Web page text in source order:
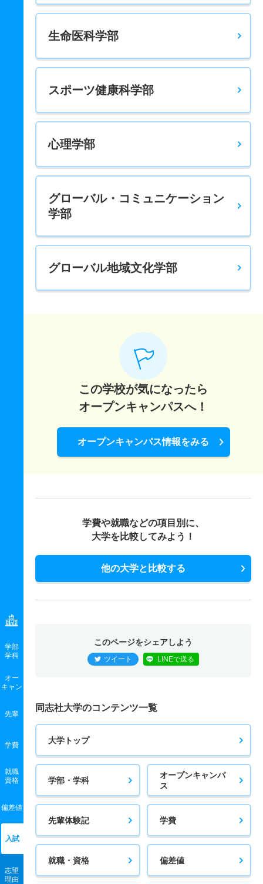
学部
学科
オー
キャン
先輩
学費
就職
資格
偏差値
入試
志望
理由
生命医科学部
スポーツ健康科学部
心理学部
グローバル・コミュニケーション
学部
グローバル地域文化学部
この学校が気になったら
オープンキャンパスへ！
オープンキャンパス情報をみる
学費や就職などの項目別に、
大学を比較してみよう！
他の大学と比較する
このページをシェアしよう
ツイート LINEで送る
同志社大学のコンテンツ一覧
大学トップ
学部・学科
オープンキャンパ
ス
先輩体験記 学費
就職・資格 偏差値